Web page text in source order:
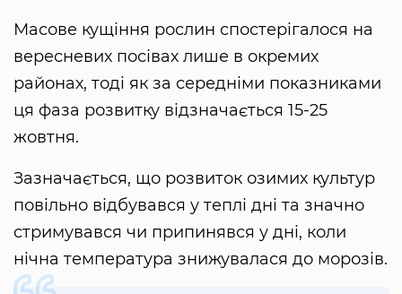
Масове кущіння рослин спостерігалося на
вересневих посівах лише в окремих
районах, тоді як за середніми показниками
ця фаза розвитку відзначається 15-25
жовтня.
Зазначається, що розвиток озимих культур
повільно відбувався у теплі дні та значно
стримувався чи припинявся у дні, коли
нічна температура знижувалася до морозів.